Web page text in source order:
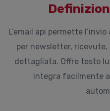
L’email api permette
per newsletter,
dettagliata. Offre testo
integra facilmente